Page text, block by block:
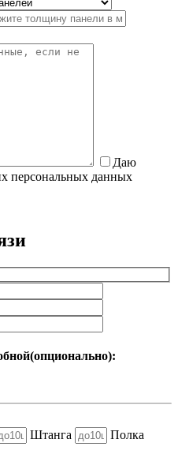
Даю
персональных данных
Штанга Полка